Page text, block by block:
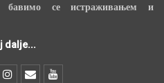
бавимо се истраживањем и
dalje...